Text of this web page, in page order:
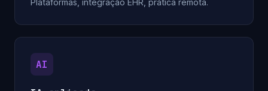
Plataformas, integração EHR, prática remota.
AI